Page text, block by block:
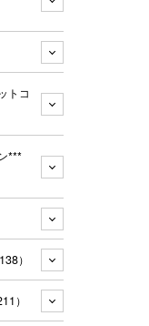
トコ
***
）
）